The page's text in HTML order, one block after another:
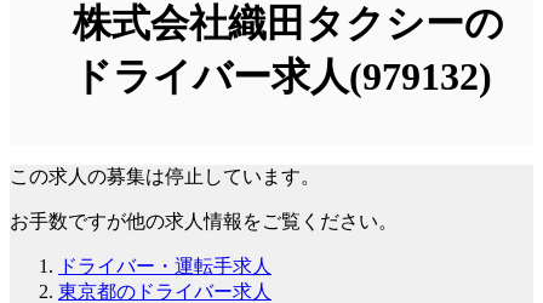
株式会社織田タクシーの
ドライバー求人(979132)
この求人の募集は停止しています。
お手数ですが他の求人情報をご覧ください。
ドライバー・運転手求人
東京都のドライバー求人